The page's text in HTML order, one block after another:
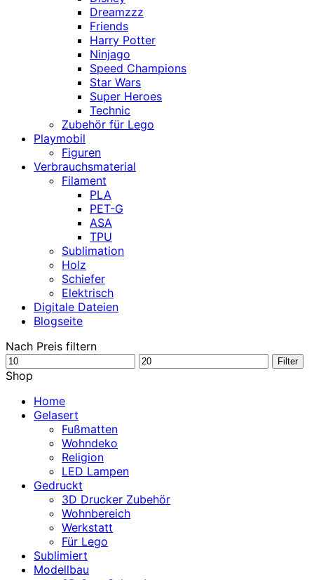
Dreamzzz
Friends
Harry Potter
Ninjago
Speed Champions
Star Wars
Super Heroes
Technic
Zubehör für Lego
Playmobil
Figuren
Verbrauchsmaterial
Filament
PLA
PET-G
ASA
TPU
Sublimation
Holz
Schiefer
Elektrisch
Digitale Dateien
Blogseite
Nach Preis filtern
Min.
Preis
Max.
Filter
Shop
Home
Gelasert
Fußmatten
Wohndeko
Religion
LED Lampen
Gedruckt
3D Drucker Zubehör
Wohnbereich
Werkstatt
Für Lego
Sublimiert
Modellbau